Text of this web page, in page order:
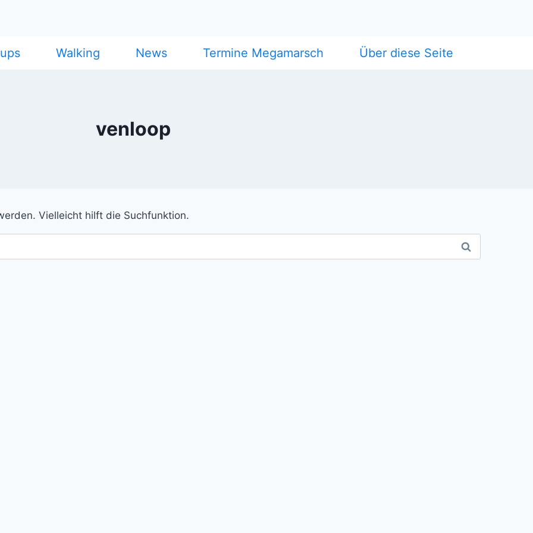
Walking News Termine Megamarsch Über diese Seite
venloop
Vielleicht hilft die Suchfunktion.